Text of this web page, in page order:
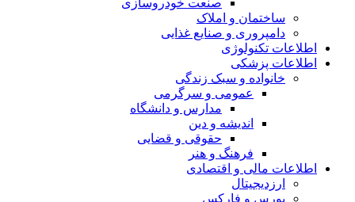
صنعت خودروسازی
ساختمان و املاک
دامپروری و صنایع غذایی
اطلاعات تکنولوژی
اطلاعات پزشکی
خانواده و سبک زندگی
عمومی و سرگرمی
مدارس و دانشگاه
اندیشه و دین
حقوقی و قضایی
فرهنگ و هنر
اطلاعات مالی و اقتصادی
ارزدیجیتال
بورس و فارکس